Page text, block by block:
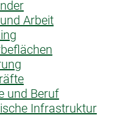
Arbeit
und Beruf
Infrastruktur